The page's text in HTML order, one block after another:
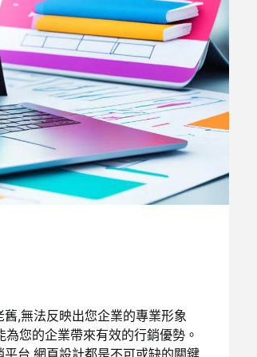
,無法反映出您企業的專業形象
您的企業帶來有效的行銷優勢。
台, 網頁設計都是不可或缺的關鍵